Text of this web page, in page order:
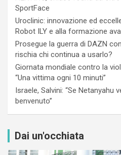
SportFace
Uroclinic: innovazione ed
Robot ILY e alla formazione
Prosegue la guerra di DAZN
rischia chi continua a usarlo?
Giornata mondiale contro la
“Una vittima ogni 10 minuti”
Israele, Salvini: “Se Netanyahu
benvenuto”
Dai un'occhiata